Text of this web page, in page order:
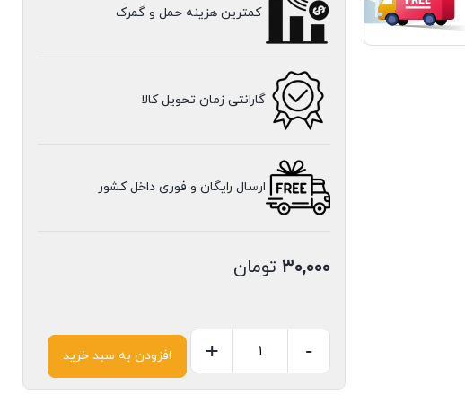
کمترین هزینه حمل و گمرک
گارانتی زمان تحویل کالا
ارسال رایگان و فوری داخل کشور
۳۰,۰۰۰ تومان
-
+ افزودن به سبد خرید